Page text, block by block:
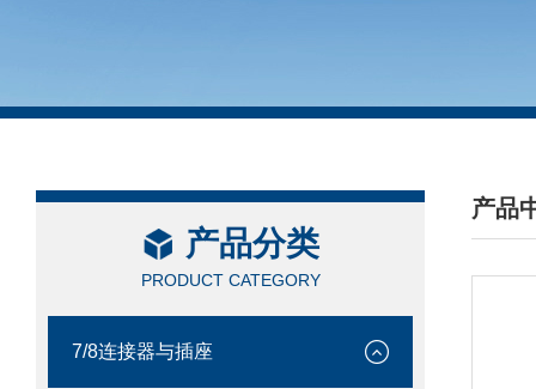
产品分类
PRODUCT CATEGORY
7/8连接器与插座
产品
/